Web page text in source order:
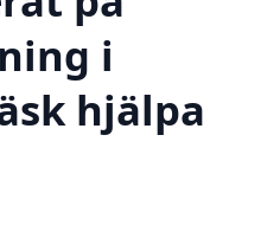
i
hjälpa